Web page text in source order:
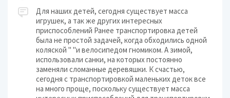
Для наших детей, сегодня существует масса
игрушек, а так же других интересных
приспособлений Ранее транспортировка детей
была не простой задачей, когда обходились одной
коляской " "и велосипедом гномиком. А зимой,
использовали санки, на которых постоянно
заменяли сломанные деревяшки. К счастью,
сегодня с транспортировкой маленьких деток все
на много проще, поскольку существует масса